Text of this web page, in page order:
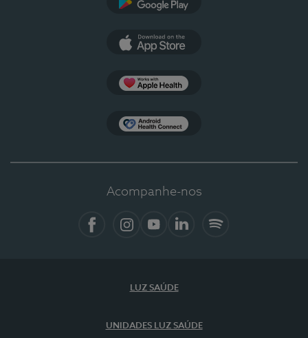
Acompanhe-nos
LUZ SAÚDE
UNIDADES LUZ SAÚDE